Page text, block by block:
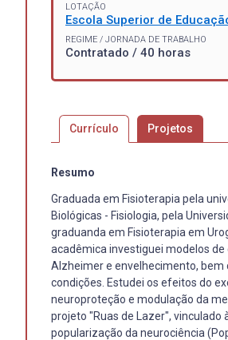
LOTAÇÃO
Escola Superior de
REGIME / JORNADA DE TRABALHO
Contratado / 40 horas
Currículo Projetos
Resumo
Graduada em Fisioterapia pela
Biológicas - Fisiologia, pela
graduanda em Fisioterapia em
acadêmica investiguei modelos
Alzheimer e envelhecimento,
condições. Estudei os efeitos do
neuroproteção e modulação da
projeto "Ruas de Lazer", vinculado
popularização da neurociência